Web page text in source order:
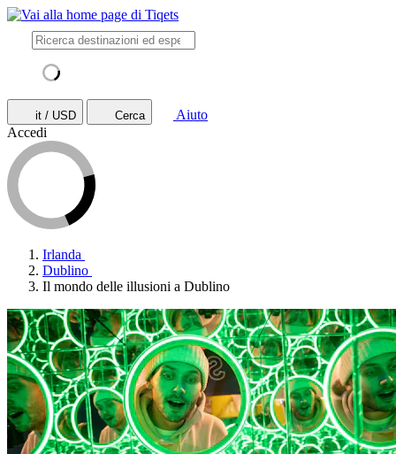
it / USD Cerca
Aiuto
Accedi
Irlanda
Dublino
Il mondo delle illusioni a Dublino